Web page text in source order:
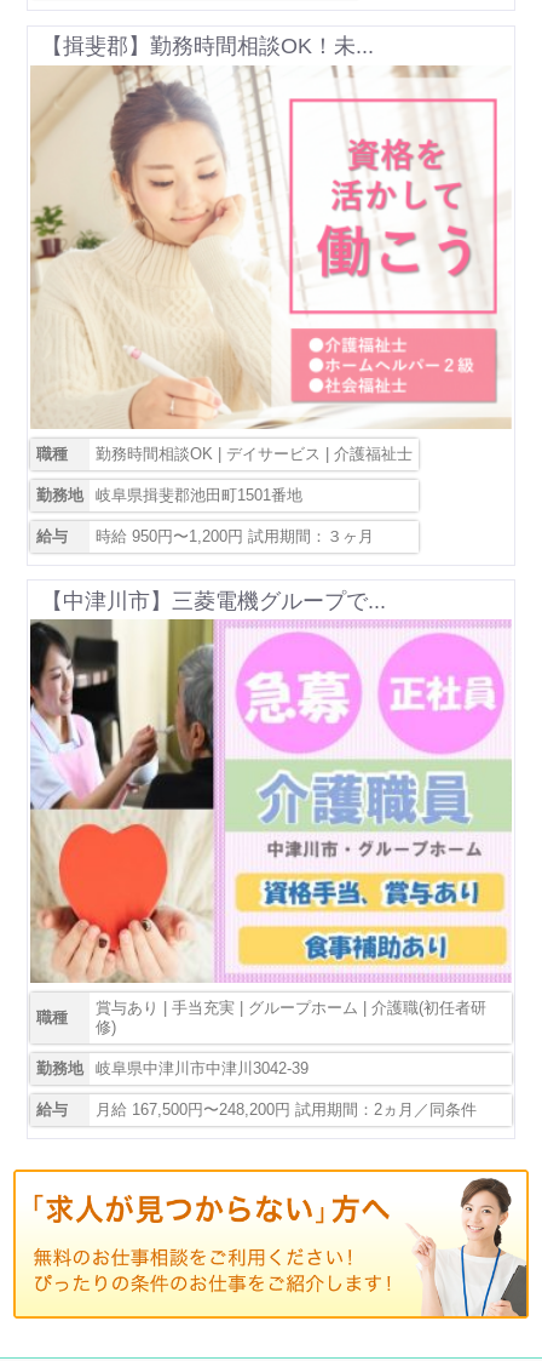
【揖斐郡】勤務時間相談OK！未...
職種 勤務時間相談OK | デイサービス | 介護福祉士
勤務地 岐阜県揖斐郡池田町1501番地
給与 時給 950円〜1,200円 試用期間：３ヶ月
【中津川市】三菱電機グループで...
職種
賞与あり | 手当充実 | グループホーム | 介護職(初任者研
修)
勤務地 岐阜県中津川市中津川3042-39
給与 月給 167,500円〜248,200円 試用期間：2ヵ月／同条件